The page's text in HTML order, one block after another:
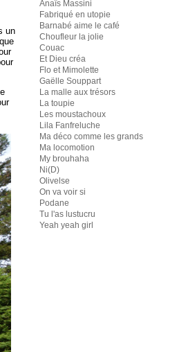
un
Anaïs Massini
Fabriqué en utopie
Barnabé aime le café
Choufleur la jolie
Couac
Et Dieu créa
Flo et Mimolette
Gaëlle Souppart
La malle aux trésors
La toupie
Les moustachoux
Lila Fanfreluche
Ma déco comme les grands
Ma locomotion
My brouhaha
Ni(D)
Olivelse
On va voir si
Podane
Tu l'as lustucru
Yeah yeah girl